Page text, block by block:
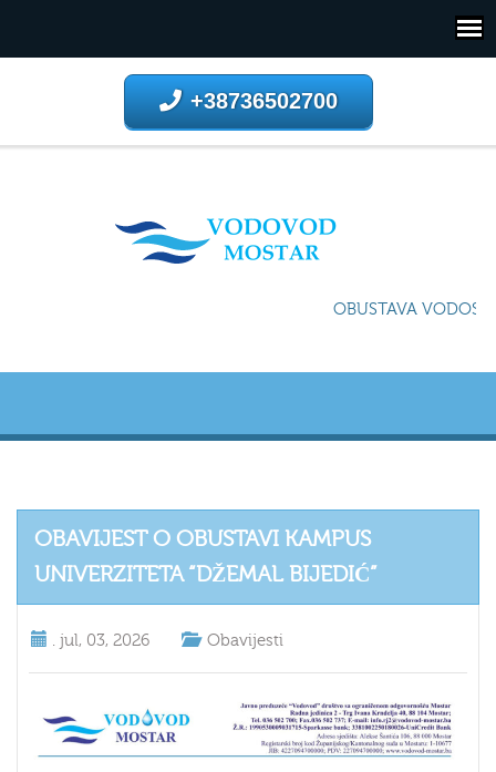
+38736502700
OBUSTAVA
OBAVIJEST O OBUSTAVI KAMPUS
UNIVERZITETA “DŽEMAL BIJEDIĆ”
. jul, 03, 2026 Obavijesti